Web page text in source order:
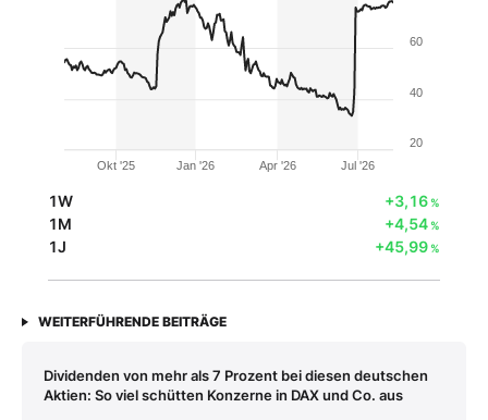
Okt '25 Jan '26 Apr '26 Jul '26
20
40
60
1W +3,16%
1M +4,54%
1J +45,99%
WEITERFÜHRENDE BEITRÄGE
Dividenden von mehr als 7 Prozent bei diesen deutschen
Aktien: So viel schütten Konzerne in DAX und Co. aus